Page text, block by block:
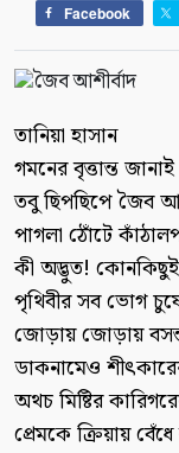
Facebook
তানিয়া হাসান
গমনের বৃত্তান্ত
তবু ছিপছিপে জৈব
পাগলা ঠোঁটে
কী অদ্ভুত!
পৃথিবীর সব ভোগ
জোড়ায় জোড়ায়
ডাকনামেও
অথচ মিষ্টির
প্রেমকে ক্রিয়ায়